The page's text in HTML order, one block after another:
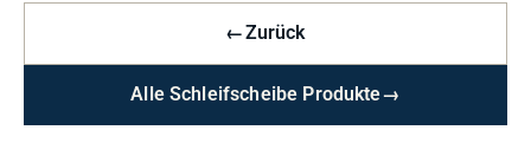
←Zurück
Alle Schleifscheibe Produkte→